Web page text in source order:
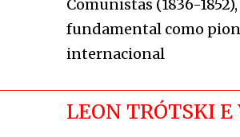
Comunistas (1836-
fundamental como
internacional
LEON TRÓTSKI